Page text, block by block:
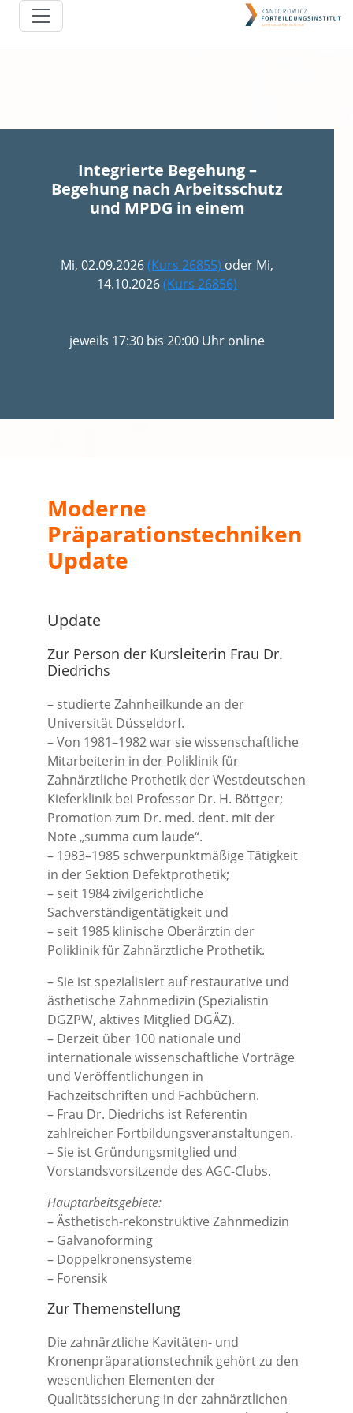
Integrierte Begehung –
Begehung nach Arbeitsschutz
und MPDG in einem
Mi, 02.09.2026(Kurs 26855) oder Mi,
14.10.2026(Kurs 26856)
jeweils 17:30 bis 20:00 Uhr online
Moderne
Präparationstechniken
Update
Update
Zur Person der Kursleiterin Frau Dr.
Diedrichs
– studierte Zahnheilkunde an der
Universität Düsseldorf.
– Von 1981–1982 war sie wissenschaftliche
Mitarbeiterin in der Poliklinik für
Zahnärztliche Prothetik der Westdeutschen
Kieferklinik bei Professor Dr. H. Böttger;
Promotion zum Dr. med. dent. mit der
Note „summa cum laude“.
– 1983–1985 schwerpunktmäßige Tätigkeit
in der Sektion Defektprothetik;
– seit 1984 zivilgerichtliche
Sachverständigentätigkeit und
– seit 1985 klinische Oberärztin der
Poliklinik für Zahnärztliche Prothetik.
– Sie ist spezialisiert auf restaurative und
ästhetische Zahnmedizin (Spezialistin
DGZPW, aktives Mitglied DGÄZ).
– Derzeit über 100 nationale und
internationale wissenschaftliche Vorträge
und Veröffentlichungen in
Fachzeitschriften und Fachbüchern.
– Frau Dr. Diedrichs ist Referentin
zahlreicher Fortbildungsveranstaltungen.
– Sie ist Gründungsmitglied und
Vorstandsvorsitzende des AGC-Clubs.
Hauptarbeitsgebiete:
– Ästhetisch-rekonstruktive Zahnmedizin
– Galvanoforming
– Doppelkronensysteme
– Forensik
Zur Themenstellung
Die zahnärztliche Kavitäten- und
Kronenpräparationstechnik gehört zu den
wesentlichen Elementen der
Qualitätssicherung in der zahnärztlichen